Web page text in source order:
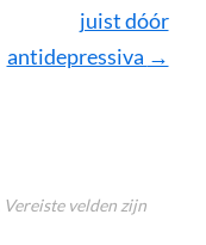
juist dóór
antidepressiva →
Vereiste velden zijn